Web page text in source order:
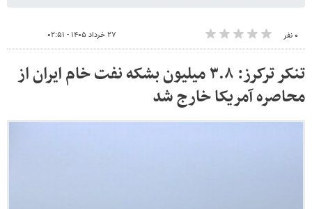
۰ نفر ۲۷ خرداد ۱۴۰۵ - ۰۲:۵۱
تنکر ترکرز: ۳.۸ میلیون بشکه نفت خام ایران از
محاصره آمریکا خارج شد